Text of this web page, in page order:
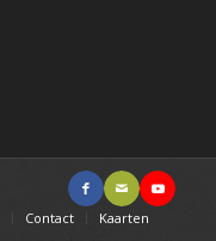
Contact Kaarten